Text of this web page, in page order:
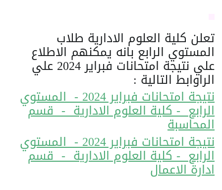
تعلن كلية العلوم الادارية طلاب
المستوي الرابع بانه يمكنهم الاطلاع
علي نتيجة امتحانات فبراير 2024 علي
الراوابط التالية :
نتيجة امتحانات فبراير 2024 - المستوي
الرابع - كلية العلوم الادارية - قسم
المحاسبة
نتيجة امتحانات فبراير 2024 - المستوي
الرابع - كلية العلوم الادارية - قسم
ادارة الاعمال